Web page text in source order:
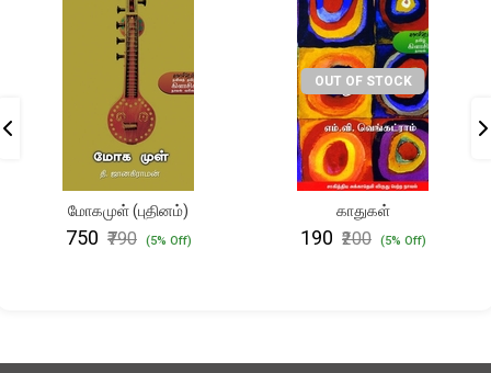
மோகமுள் (புதினம்)
₹750 ₹790 (5% Off)
OUT OF STOCK
காதுகள்
₹190 ₹200 (5% Off)